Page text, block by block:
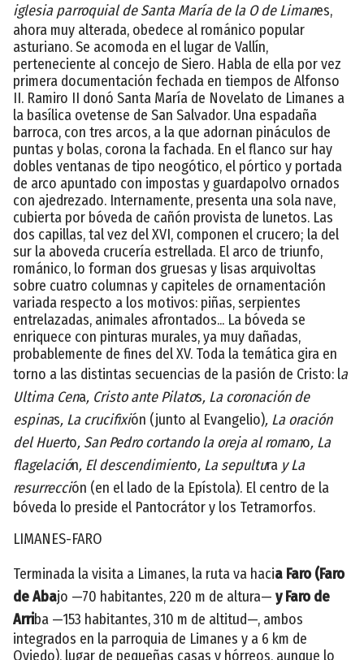
iglesia parroquial de Santa María de la O de Limanes,
ahora muy alterada, obedece al románico popular
asturiano. Se acomoda en el lugar de Vallín,
perteneciente al concejo de Siero. Habla de ella por vez
primera documentación fechada en tiempos de Alfonso
II. Ramiro II donó Santa María de Novelato de Limanes a
la basílica ovetense de San Salvador. Una espadaña
barroca, con tres arcos, a la que adornan pináculos de
puntas y bolas, corona la fachada. En el flanco sur hay
dobles ventanas de tipo neogótico, el pórtico y portada
de arco apuntado con impostas y guardapolvo ornados
con ajedrezado. Internamente, presenta una sola nave,
cubierta por bóveda de cañón provista de lunetos. Las
dos capillas, tal vez del XVI, componen el crucero; la del
sur la aboveda crucería estrellada. El arco de triunfo,
románico, lo forman dos gruesas y lisas arquivoltas
sobre cuatro columnas y capiteles de ornamentación
variada respecto a los motivos: piñas, serpientes
entrelazadas, animales afrontados... La bóveda se
enriquece con pinturas murales, ya muy dañadas,
probablemente de fines del XV. Toda la temática gira en
torno a las distintas secuencias de la pasión de Cristo: la
Ultima Cena, Cristo ante Pilatos, La coronación de
espinas, La crucifixión (junto al Evangelio), La oración
del Huerto, San Pedro cortando la oreja al romano, La
flagelación, El descendimiento, La sepultura y La
resurrección (en el lado de la Epístola). El centro de la
bóveda lo preside el Pantocrátor y los Tetramorfos.
LIMANES-FARO
Terminada la visita a Limanes, la ruta va hacia Faro (Faro
de Abajo —70 habitantes, 220 m de altura— y Faro de
Arriba —153 habitantes, 310 m de altitud—, ambos
integrados en la parroquia de Limanes y a 6 km de
Oviedo), lugar de pequeñas casas y hórreos, aunque lo